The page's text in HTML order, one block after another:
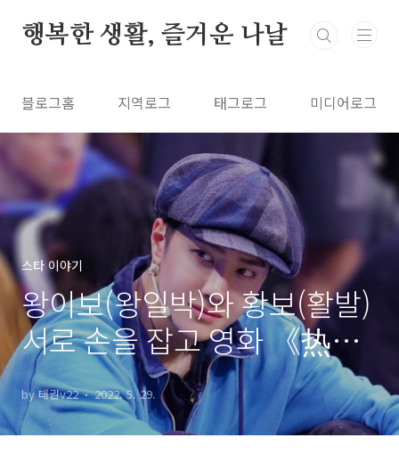
행복한 생활, 즐거운 나날
블로그홈 지역로그 태그로그 미디어로그
스타 이야기
왕이보(왕일박)와 황보(활발)
서로 손을 잡고 영화 《热烈
열렬》 크랭크인
by 태권v22 2022. 5. 29.